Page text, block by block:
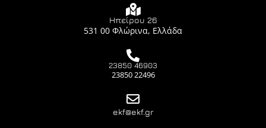
Ηπείρου 26
531 00 Φλώρινα, Ελλάδα
23850 46903
23850 22496
ekf@ekf.gr